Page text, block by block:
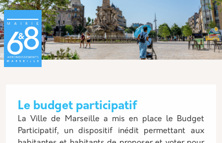
Aller au contenu principal
Le budget participatif
Description
La Ville de Marseille a mis en place le Budget
Participatif, un dispositif inédit permettant aux
Panneau de gestion des cookies